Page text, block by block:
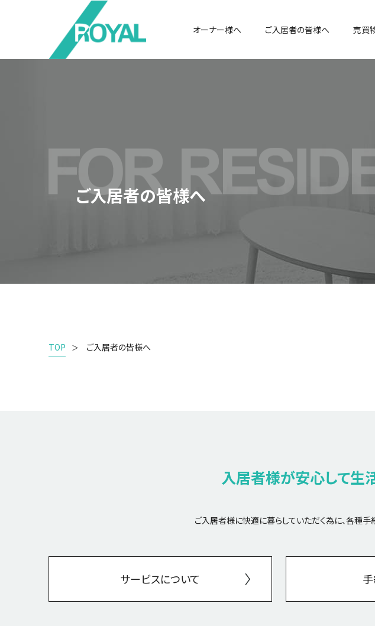
オーナー様へ ご入居者の皆様へ 売買
ご入居者の皆様へ
TOP ご入居者の皆様へ
入居者様が安心して生
ご入居者様に快適に暮らしていただく為に、各種
サービスについて